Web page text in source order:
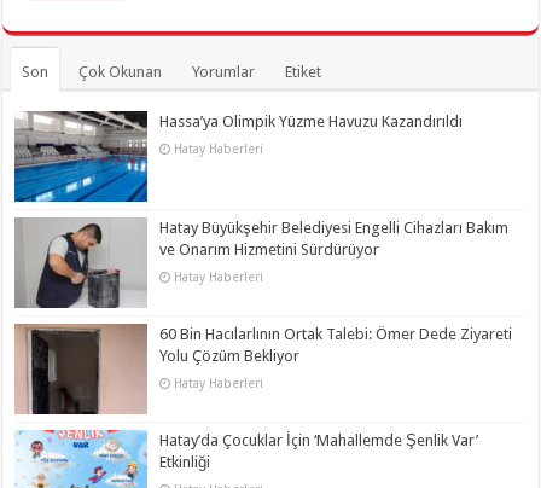
Son Çok Okunan Yorumlar Etiket
Hassa’ya Olimpik Yüzme Havuzu Kazandırıldı
Hatay Haberleri
Hatay Büyükşehir Belediyesi Engelli Cihazları Bakım
ve Onarım Hizmetini Sürdürüyor
Hatay Haberleri
60 Bin Hacılarlının Ortak Talebi: Ömer Dede Ziyareti
Yolu Çözüm Bekliyor
Hatay Haberleri
Hatay’da Çocuklar İçin ‘Mahallemde Şenlik Var’
Etkinliği